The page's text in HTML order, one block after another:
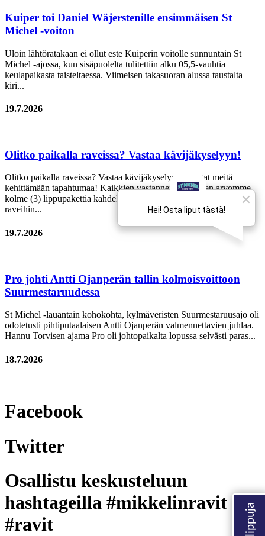
Kuiper toi Daniel Wäjerstenille ensimmäisen St
Michel -voiton
Uloin lähtöratakaan ei ollut este Kuiperin voitolle sunnuntain St
Michel -ajossa, kun sisäpuolelta tulitettiin alku 05,5-vauhtia
keulapaikasta taisteltaessa. Viimeisen takasuoran alussa taustalta
kiri...
19.7.2026
Olitko paikalla raveissa? Vastaa kävijäkyselyyn!
Olitko paikalla raveissa? Vastaa kävijäkyselyyn ja autat meitä
kehittämään tapahtumaa! Kaikkien vastanneiden kesken arvomme
kolme (3) lippupakettia kahdelle hengelle vuoden 2027 St Michel –
raveihin...
19.7.2026
Pro johti Antti Ojanperän tallin kolmoisvoittoon
Suurmestaruudessa
St Michel -lauantain kohokohta, kylmäveristen Suurmestaruusajo oli
odotetusti pihtiputaalaisen Antti Ojanperän valmennettavien juhlaa.
Hannu Torvisen ajama Pro oli johtopaikalta lopussa selvästi paras...
18.7.2026
Facebook
Twitter
Osallistu keskusteluun
hashtageilla #mikkelinravit
#ravit